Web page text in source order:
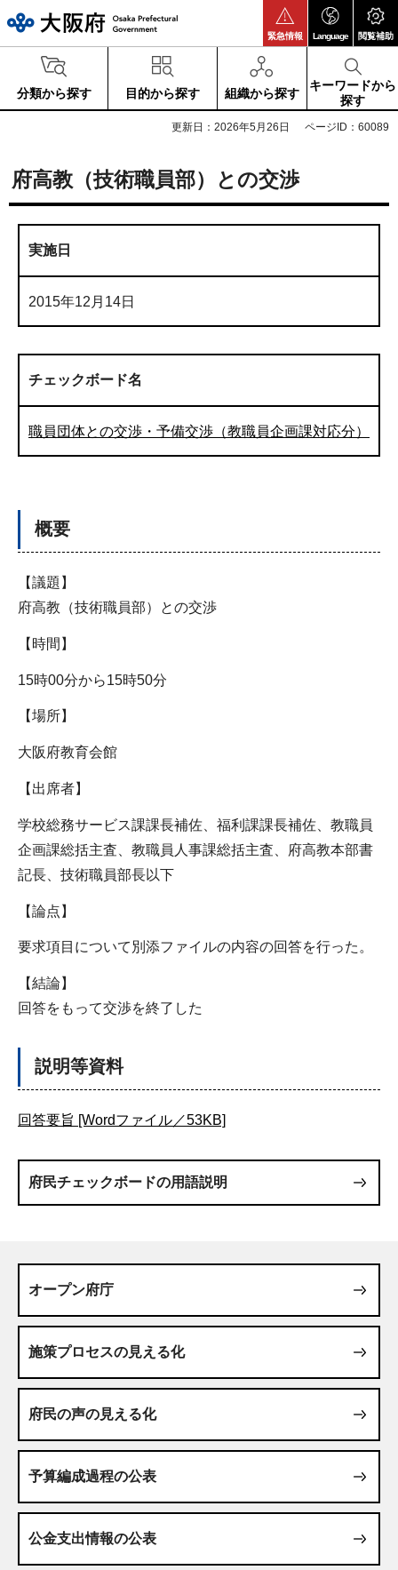
緊急情報 Language 閲覧補助
分類から探す 目的から探す 組織から探す
キーワードから
探す
更新日：2026年5月26日 ページID：60089
府高教（技術職員部）との交渉
実施日
2015年12月14日
チェックボード名
職員団体との交渉・予備交渉（教職員企画課対応分）
概要
【議題】
府高教（技術職員部）との交渉
【時間】
15時00分から15時50分
【場所】
大阪府教育会館
【出席者】
学校総務サービス課課長補佐、福利課課長補佐、教職員
企画課総括主査、教職員人事課総括主査、府高教本部書
記長、技術職員部長以下
【論点】
要求項目について別添ファイルの内容の回答を行った。
【結論】
回答をもって交渉を終了した
説明等資料
回答要旨 [Wordファイル／53KB]
府民チェックボードの用語説明
オープン府庁
施策プロセスの見える化
府民の声の見える化
予算編成過程の公表
公金支出情報の公表